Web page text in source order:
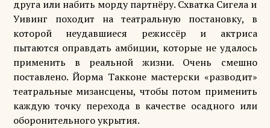
друга или набить морду партнёру. Схватка Сигела и
Уивинг походит на театральную постановку, в
которой неудавшиеся режиссёр и актриса
пытаются оправдать амбиции, которые не удалось
применить в реальной жизни. Очень смешно
поставлено. Йорма Такконе мастерски «разводит»
театральные мизансцены, чтобы потом применить
каждую точку перехода в качестве осадного или
оборонительного укрытия.